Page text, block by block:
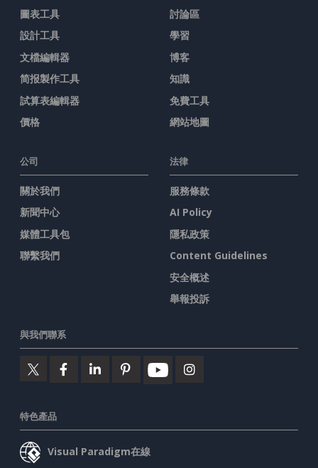
圖表工具
設計工具
文檔編輯器
简报製作工具
試算表編輯器
價格
討論區
學習
博客
知識
免費工具
網站地圖
公司
關於我們
新聞中心
媒體工具包
聯繫我們
法律
服務條款
AI Policy
隱私政策
Content Guidelines
安全概述
舉報投訴
與我們聯系
特色產品
Visual Paradigm在線